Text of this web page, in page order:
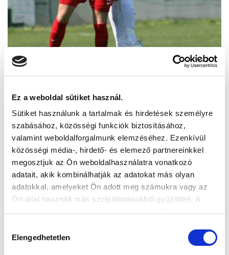
Ez a weboldal sütiket használ.
Sütiket használunk a tartalmak és hirdetések személyre
szabásához, közösségi funkciók biztosításához,
valamint weboldalforgalmunk elemzéséhez. Ezenkívül
közösségi média-, hirdető- és elemező partnereinkkel
megosztjuk az Ön weboldalhasználatra vonatkozó
adatait, akik kombinálhatják az adatokat más olyan
adatokkal, amelyeket Ön adott meg számukra vagy az
Ön által használt más szolgáltatásokból gyűjtöttek. A
kiválasztása
Elengedhetetlen